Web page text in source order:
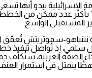
الإسرائيلية يبدو أنها
بأكبر عدد ممكن من الخطط
المستقبلي الواسع.
نتنياهو-سموتريتش تُعمّق
سلمي، إذ تُواصل تنفيذ
الضفة الغربية، ستُكلّف
يتمثل في استمرار